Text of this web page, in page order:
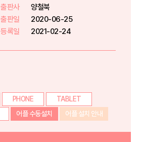
출판사
양철북
출판일
2020-06-25
등록일
2021-02-24
PHONE
TABLET
어플 수동설치 어플 설치 안내